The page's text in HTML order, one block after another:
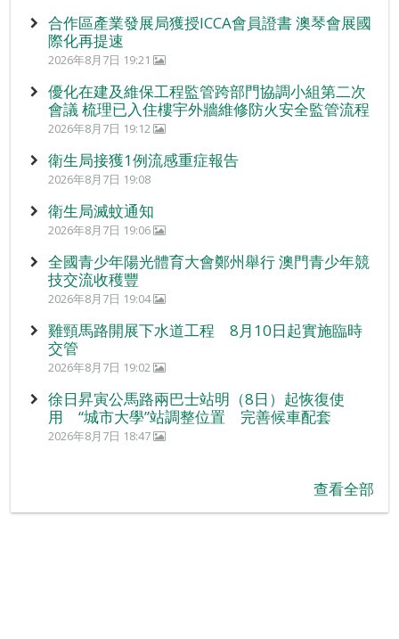
合作區產業發展局獲授ICCA會員證書 澳琴會展國
際化再提速
2026年8月7日 19:21
優化在建及維保工程監管跨部門協調小組第二次
會議 梳理已入住樓宇外牆維修防火安全監管流程
2026年8月7日 19:12
衛生局接獲1例流感重症報告
2026年8月7日 19:08
衛生局滅蚊通知
2026年8月7日 19:06
全國青少年陽光體育大會鄭州舉行 澳門青少年競
技交流收穫豐
2026年8月7日 19:04
雞頸馬路開展下水道工程 8月10日起實施臨時
交管
2026年8月7日 19:02
徐日昇寅公馬路兩巴士站明（8日）起恢復使
用 “城市大學”站調整位置 完善候車配套
2026年8月7日 18:47
查看全部